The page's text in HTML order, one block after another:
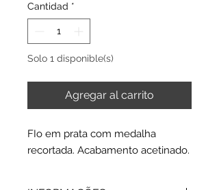
Cantidad *
Solo 1 disponible(s)
Agregar al carrito
FIo em prata com medalha
recortada. Acabamento acetinado.